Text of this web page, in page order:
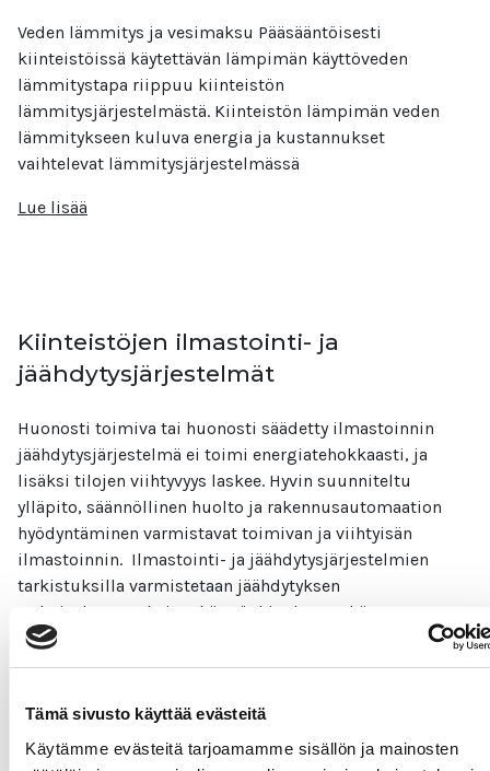
Tämä sivusto käyttää evästeitä
Käytämme evästeitä tarjoamamme sisällön ja mainosten
Veden lämmitys ja vesimaksu Pääsääntöisesti
kiinteistöissä käytettävän lämpimän käyttöveden
lämmitystapa riippuu kiinteistön
lämmitysjärjestelmästä. Kiinteistön lämpimän veden
lämmitykseen kuluva energia ja kustannukset
vaihtelevat lämmitysjärjestelmässä
Lue lisää
Kiinteistöjen ilmastointi- ja
jäähdytysjärjestelmät
Huonosti toimiva tai huonosti säädetty ilmastoinnin
jäähdytysjärjestelmä ei toimi energiatehokkaasti, ja
lisäksi tilojen viihtyvyys laskee. Hyvin suunniteltu
ylläpito, säännöllinen huolto ja rakennusautomaation
hyödyntäminen varmistavat toimivan ja viihtyisän
ilmastoinnin. Ilmastointi- ja jäähdytysjärjestelmien
tarkistuksilla varmistetaan jäähdytyksen
tarkoituksenmukaiset käyttöohjaukset sekä
todetaan säätöjen toimivuus.